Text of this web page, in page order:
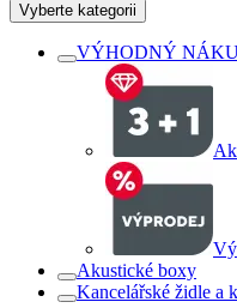
Vyberte kategorii
VÝHODNÝ
Akustické boxy
Kancelářské židle a